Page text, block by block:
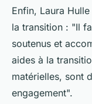
Enfin, Laura
la transition : "Il
soutenus et
aides à la
matérielles, sont
engagement".